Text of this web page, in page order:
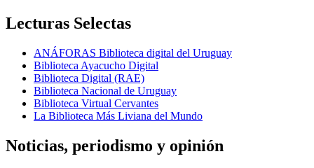
Lecturas Selectas
ANÁFORAS Biblioteca digital del Uruguay
Biblioteca Ayacucho Digital
Biblioteca Digital (RAE)
Biblioteca Nacional de Uruguay
Biblioteca Virtual Cervantes
La Biblioteca Más Liviana del Mundo
Noticias, periodismo y opinión